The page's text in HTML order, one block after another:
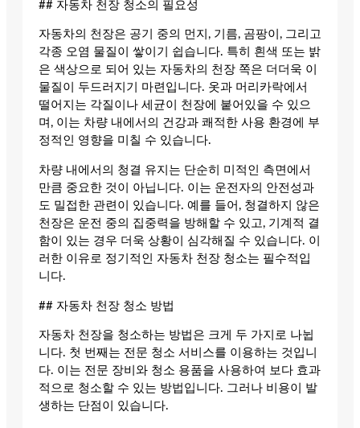
## 자동차 천장 청소의 필요성
자동차의 천장은 공기 중의 먼지, 기름, 곰팡이, 그리고
각종 오염 물질이 쌓이기 쉽습니다. 특히 흰색 또는 밝
은 색상으로 되어 있는 자동차의 천장 쪽은 더더욱 이
물질이 두드러지기 마련입니다. 옷과 머리카락에서
떨어지는 각질이나 세균이 천장에 붙어있을 수 있으
며, 이는 차량 내에서의 건강과 쾌적한 사용 환경에 부
정적인 영향을 미칠 수 있습니다.
차량 내에서의 청결 유지는 단순히 미적인 측면에서
만큼 중요한 것이 아닙니다. 이는 운전자의 안전성과
도 밀접한 관련이 있습니다. 예를 들어, 청결하지 않은
천장은 운전 중의 집중력을 방해할 수 있고, 기계적 결
함이 있는 경우 더욱 상황이 심각해질 수 있습니다. 이
러한 이유로 정기적인 자동차 천장 청소는 필수적입
니다.
## 자동차 천장 청소 방법
자동차 천장을 청소하는 방법은 크게 두 가지로 나뉩
니다. 첫 번째는 전문 청소 서비스를 이용하는 것입니
다. 이는 전문 장비와 청소 용품을 사용하여 보다 효과
적으로 청소할 수 있는 방법입니다. 그러나 비용이 발
생하는 단점이 있습니다.